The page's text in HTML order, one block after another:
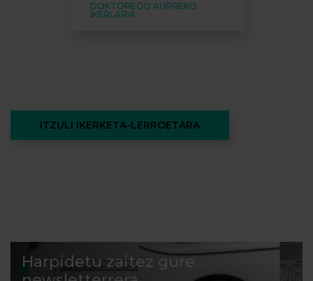
DOKTOREGO AURREKO
IKERLARIA
ITZULI IKERKETA-LERROETARA
Harpidetu zaitez gure